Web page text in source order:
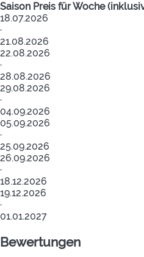
Saison Preis für Woche
18.07.2026
·
21.08.2026
22.08.2026
·
28.08.2026
29.08.2026
·
04.09.2026
05.09.2026
·
25.09.2026
26.09.2026
·
18.12.2026
19.12.2026
·
01.01.2027
Bewertungen